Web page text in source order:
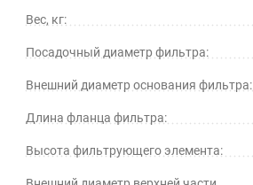
Вес, кг:
Посадочный диаметр фильтра:
Внешний диаметр основания фильтра:
Длина фланца фильтра:
Высота фильтрующего элемента: